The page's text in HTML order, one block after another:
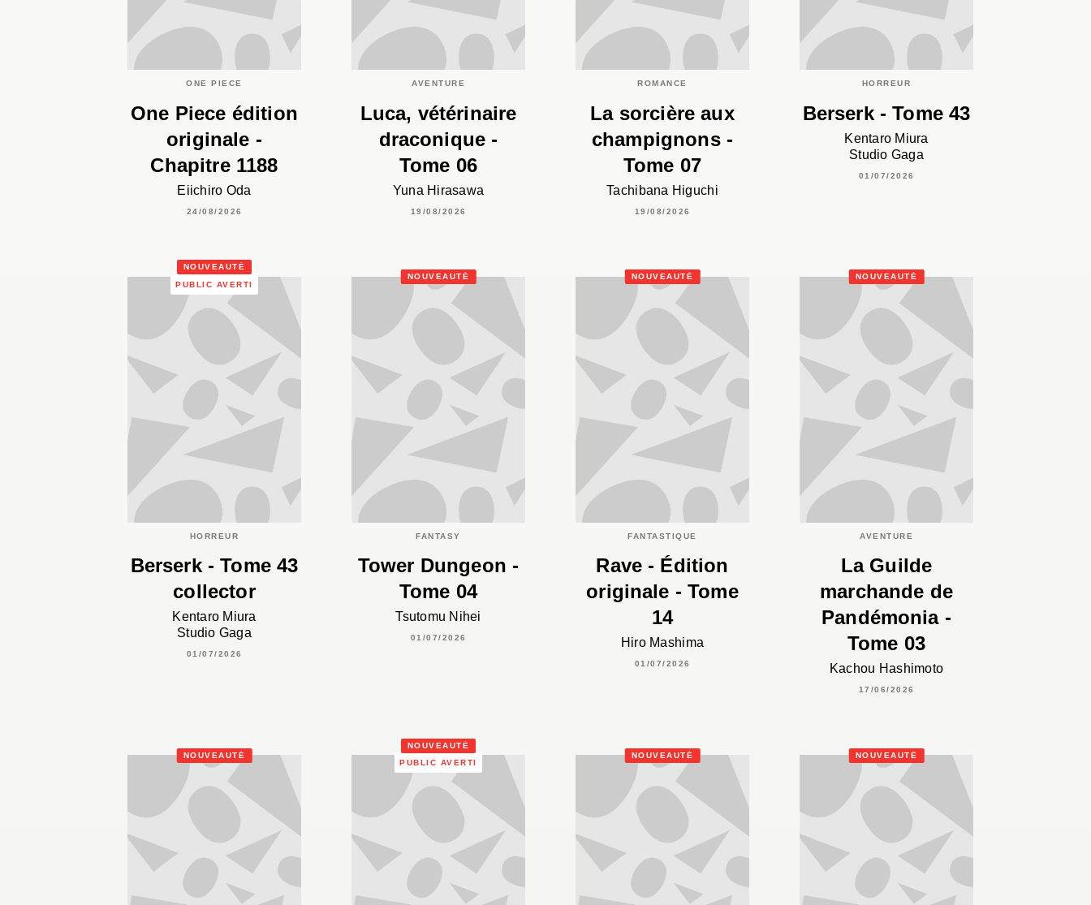
ONE PIECE
One Piece édition
originale -
Chapitre 1188
Eiichiro Oda
24/08/2026
AVENTURE
Luca, vétérinaire
draconique -
Tome 06
Yuna Hirasawa
19/08/2026
ROMANCE
La sorcière aux
champignons -
Tome 07
Tachibana Higuchi
19/08/2026
HORREUR
Berserk - Tome 43
Kentaro Miura
Studio Gaga
01/07/2026
NOUVEAUTÉ
PUBLIC AVERTI
HORREUR
Berserk - Tome 43
collector
Kentaro Miura
Studio Gaga
01/07/2026
NOUVEAUTÉ
FANTASY
Tower Dungeon -
Tome 04
Tsutomu Nihei
01/07/2026
NOUVEAUTÉ
FANTASTIQUE
Rave - Édition
originale - Tome
14
Hiro Mashima
01/07/2026
NOUVEAUTÉ
AVENTURE
La Guilde
marchande de
Pandémonia -
Tome 03
Kachou Hashimoto
17/06/2026
NOUVEAUTÉ
NOUVEAUTÉ
PUBLIC AVERTI
NOUVEAUTÉ NOUVEAUTÉ